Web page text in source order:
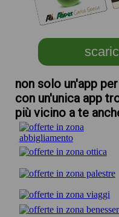
non solo un'app
con un'unica app
più vicino a te